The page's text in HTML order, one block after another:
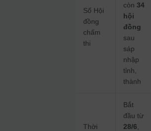
Số Hội
đồng
chấm
thi
còn34
hội
đồng
sau
sáp
nhập
tỉnh,
thành
Thời
Bắt
đầu từ
28/6